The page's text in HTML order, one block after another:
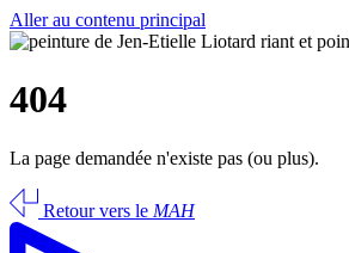
Aller au contenu principal
404
La page demandée n'existe pas (ou plus).
Retour vers le MAH